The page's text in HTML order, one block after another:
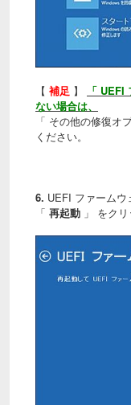
【 補足 】
「
ない場合は、
「 その他の修復オ
ください。
6. UEFI ファームウ
「 再起動 」 をクリ